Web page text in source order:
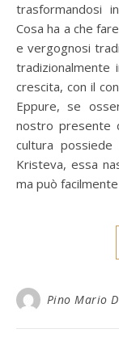
trasformandosi
Cosa ha a che
e vergognosi
tradizionalmente
crescita, con il
Eppure, se
nostro presente
cultura possiede
Kristeva, essa
ma può
Pino Mario